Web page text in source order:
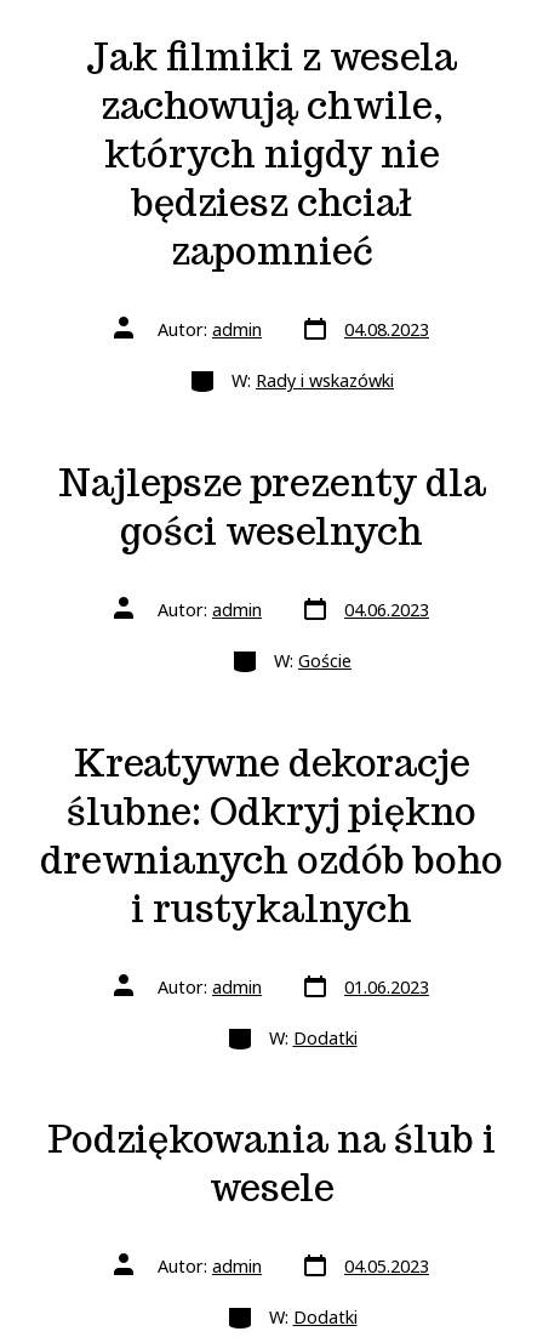
Jak filmiki z wesela
zachowują chwile,
których nigdy nie
będziesz chciał
zapomnieć
Autor
wpisuAutor: admin Data
wpisu04.08.2023
Kategorie
W: Rady i wskazówki
Najlepsze prezenty dla
gości weselnych
Autor
wpisuAutor: admin Data
wpisu04.06.2023
Kategorie
W: Goście
Kreatywne dekoracje
ślubne: Odkryj piękno
drewnianych ozdób boho
i rustykalnych
Autor
wpisuAutor: admin Data
wpisu01.06.2023
Kategorie
W: Dodatki
Podziękowania na ślub i
wesele
Autor
wpisuAutor: admin Data
wpisu04.05.2023
Kategorie
W: Dodatki